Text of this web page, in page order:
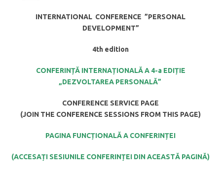
INTERNATIONAL CONFERENCE ”PERSONAL
DEVELOPMENT”
4th edition
CONFERINȚĂ INTERNAȚIONALĂ A 4-a EDIȚIE
„DEZVOLTAREA PERSONALĂ”
CONFERENCE SERVICE PAGE
(JOIN THE CONFERENCE SESSIONS FROM THIS PAGE)
PAGINA FUNCȚIONALĂ A CONFERINȚEI
(ACCESAȚI SESIUNILE CONFERINȚEI DIN ACEASTĂ PAGINĂ)